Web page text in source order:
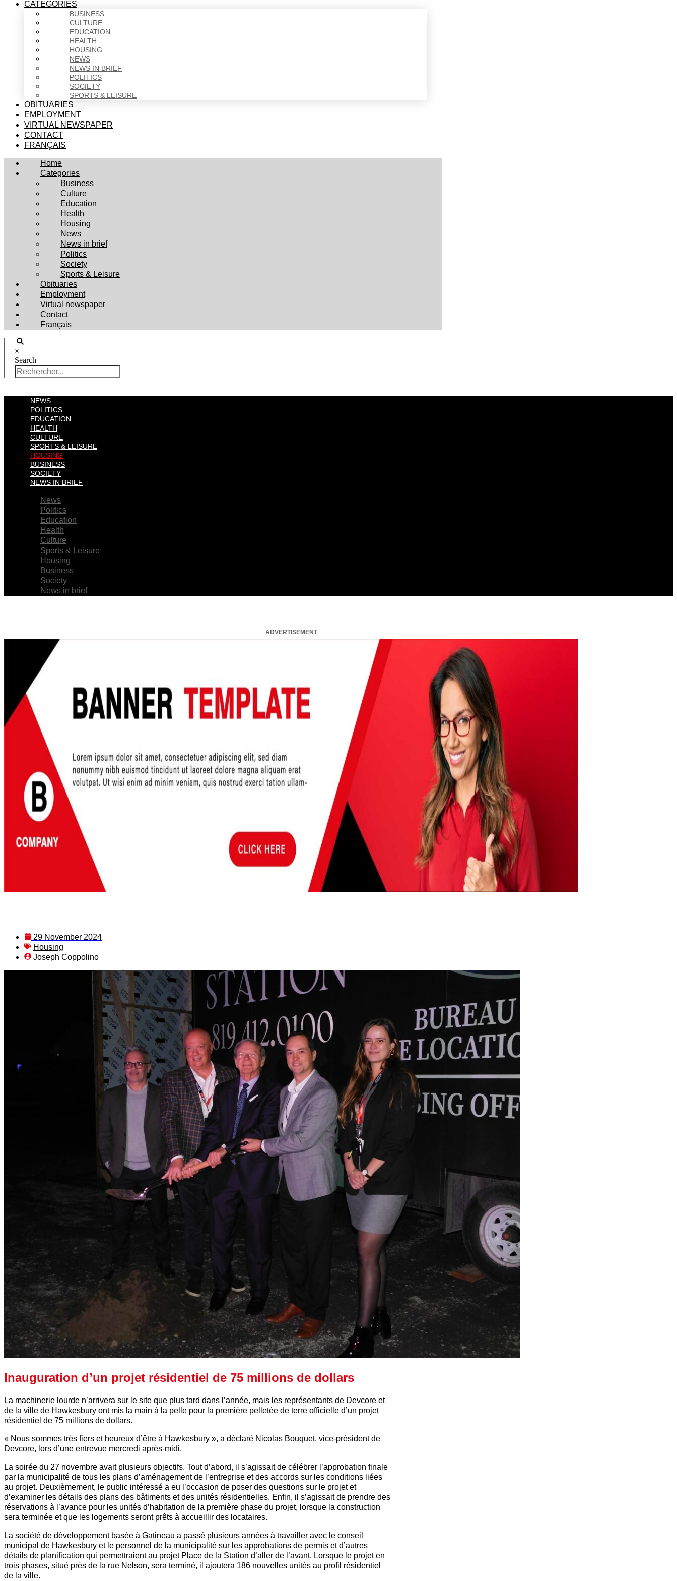
CATEGORIES
BUSINESS
CULTURE
EDUCATION
HEALTH
HOUSING
NEWS
NEWS IN BRIEF
POLITICS
SOCIETY
SPORTS & LEISURE
OBITUARIES
EMPLOYMENT
VIRTUAL NEWSPAPER
CONTACT
FRANÇAIS
Home
Categories
Business
Culture
Education
Health
Housing
News
News in brief
Politics
Society
Sports & Leisure
Obituaries
Employment
Virtual newspaper
Contact
Français
×
Search
NEWS
POLITICS
EDUCATION
HEALTH
CULTURE
SPORTS & LEISURE
HOUSING
BUSINESS
SOCIETY
NEWS IN BRIEF
News
Politics
Education
Health
Culture
Sports & Leisure
Housing
Business
Society
News in brief
ADVERTISEMENT
29 November 2024
Housing
Joseph Coppolino
Inauguration d’un projet résidentiel de 75 millions de dollars
La machinerie lourde n’arrivera sur le site que plus tard dans l’année, mais les représentants de Devcore et
de la ville de Hawkesbury ont mis la main à la pelle pour la première pelletée de terre officielle d’un projet
résidentiel de 75 millions de dollars.
« Nous sommes très fiers et heureux d’être à Hawkesbury », a déclaré Nicolas Bouquet, vice-président de
Devcore, lors d’une entrevue mercredi après-midi.
La soirée du 27 novembre avait plusieurs objectifs. Tout d’abord, il s’agissait de célébrer l’approbation finale
par la municipalité de tous les plans d’aménagement de l’entreprise et des accords sur les conditions liées
au projet. Deuxièmement, le public intéressé a eu l’occasion de poser des questions sur le projet et
d’examiner les détails des plans des bâtiments et des unités résidentielles. Enfin, il s’agissait de prendre des
réservations à l’avance pour les unités d’habitation de la première phase du projet, lorsque la construction
sera terminée et que les logements seront prêts à accueillir des locataires.
La société de développement basée à Gatineau a passé plusieurs années à travailler avec le conseil
municipal de Hawkesbury et le personnel de la municipalité sur les approbations de permis et d’autres
détails de planification qui permettraient au projet Place de la Station d’aller de l’avant. Lorsque le projet en
trois phases, situé près de la rue Nelson, sera terminé, il ajoutera 186 nouvelles unités au profil résidentiel
de la ville.